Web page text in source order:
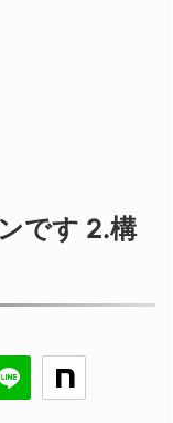
です 2.構